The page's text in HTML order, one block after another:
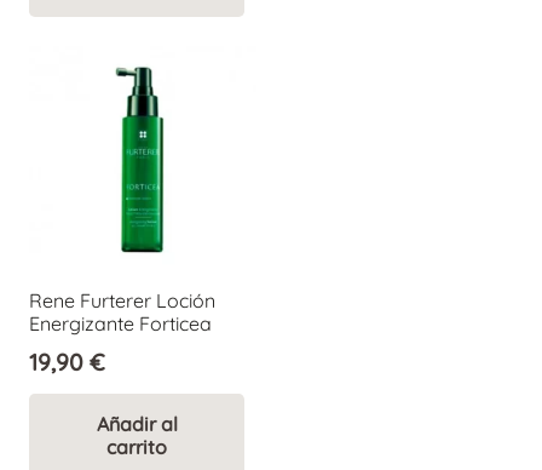
Rene Furterer Loción
Energizante Forticea
19,90 €
Añadir al
carrito